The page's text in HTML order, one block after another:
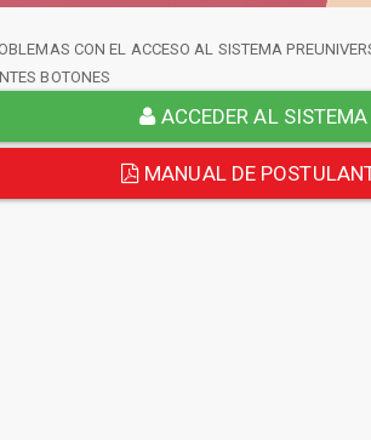
CON EL ACCESO AL SISTEMA
BOTONES
ACCEDER AL SISTEMA
MANUAL DE